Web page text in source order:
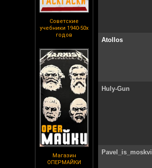
Советские
учебники 1940-50х
годов
Магазин
ОПЕРМАЙКИ
Atollos
Huly-Gun
Pavel_is_moskvi